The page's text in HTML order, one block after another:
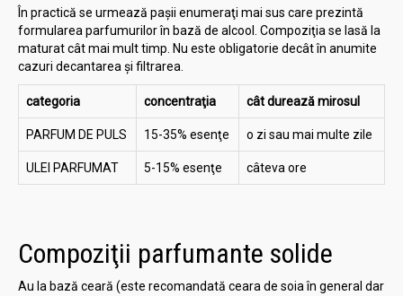
În practică se urmează paşii enumeraţi mai sus care prezintă
formularea parfumurilor în bază de alcool. Compoziţia se lasă la
maturat cât mai mult timp. Nu este obligatorie decât în anumite
cazuri decantarea şi filtrarea.
categoria concentraţia cât durează mirosul
PARFUM DE PULS 15-35% esenţe o zi sau mai multe zile
ULEI PARFUMAT 5-15% esenţe câteva ore
Compoziţii parfumante solide
Au la bază ceară (este recomandată ceara de soia în general dar